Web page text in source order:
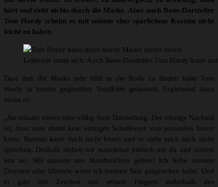
hört und sieht nichts durch die Maske. Aber auch Bane-Darsteller
Tom Hardy scheint es mit seinem eher spärlichem Kostüm nicht
leicht zu haben.
Leidende unter sich: Auch Bane-Darsteller Tom Hardy kann
Dass ihm die Maske sehr hilft in die Rolle zu finden hatte Tom
Hardy ja bereits gegenüber TotalFilm geäussert. Ergänzend dazu
meint er:
„Sie erlaubt einem eine völlig freie Darstellung. Der einzige Nachteil
ist, dass man damit kein einziges Scheißwort von jemanden hören
kann. Batman kann mich nicht hören und er sieht mich auch nicht
sprechen. Deshalb stehen wir manchmal einfach nur da und starren
uns an. Wir müssen uns Handzeichen geben! Ich hebe meinen
Daumen oder blinzele wenn ich meinen Satz gesprochen habe. Und
er gibt mir Zeichen mit seinen Fingern außerhalb des